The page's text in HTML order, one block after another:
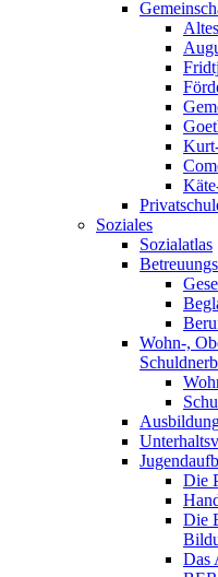
Soziales
Sozialatlas
Wohn-,
Die
Die
Das